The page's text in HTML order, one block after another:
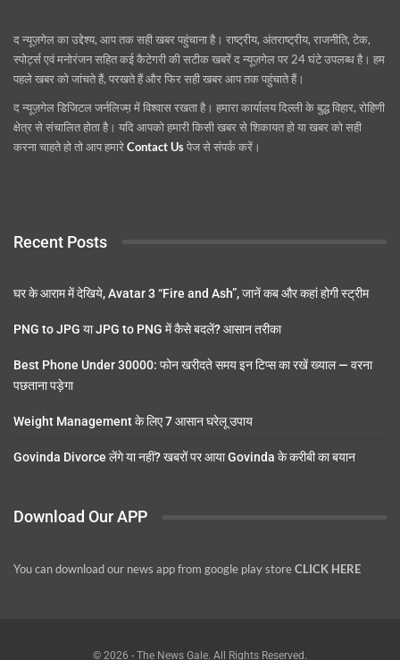
द न्यूज़गेल का उद्देश्य, आप तक सही खबर पहुंचाना है। राष्ट्रीय, अंतराष्ट्रीय, राजनीति, टेक,
स्पोर्ट्स एवं मनोरंजन सहित कई कैटेगरी की सटीक खबरें द न्यूज़गेल पर 24 घंटे उपलब्ध है। हम
पहले खबर को जांचते हैं, परखते हैं और फिर सही खबर आप तक पहुंचाते हैं।
द न्यूज़गेल डिजिटल जर्नलिज्म़ में विश्वास रखता है। हमारा कार्यालय दिल्ली के बुद्ध विहार, रोहिणी
क्षेत्र से संचालित होता है। यदि आपको हमारी किसी खबर से शिकायत हो या खबर को सही
करना चाहते हो तो आप हमारेContact Usपेज से संपर्क करें।
Recent Posts
घर के आराम में देखिये, Avatar 3 “Fire and Ash”, जानें कब और कहां होगी स्ट्रीम
PNG to JPG या JPG to PNG में कैसे बदलें? आसान तरीका
Best Phone Under 30000: फोन खरीदते समय इन टिप्स का रखें ख्याल — वरना
पछताना पड़ेगा
Weight Management के लिए 7 आसान घरेलू उपाय
Govinda Divorce लेंगे या नहीं? खबरों पर आया Govinda के करीबी का बयान
Download Our APP
You can download our news app from google play storeCLICK HERE
© 2026 - The News Gale. All Rights Reserved.